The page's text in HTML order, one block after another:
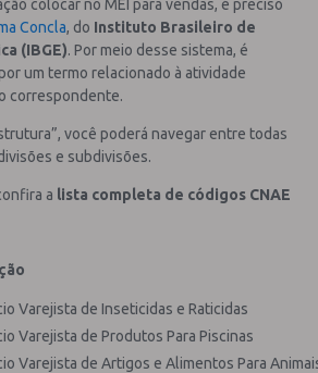
colocar no MEI para vendas, é preciso
Concla, do Instituto Brasileiro de
(IBGE). Por meio desse sistema, é
um termo relacionado à atividade
correspondente.
você poderá navegar entre todas
e subdivisões.
a lista completa de códigos CNAE
Varejista de Inseticidas e Raticidas
Varejista de Produtos Para Piscinas
Varejista de Artigos e Alimentos Para